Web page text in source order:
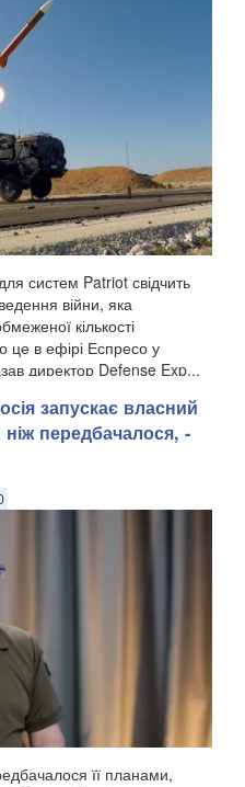
систем Patriot свідчить
війни, яка
кількості
це в ефірі Еспресо у
директор Defense Exp...
запускає власний
передбачалося, -
її планами,